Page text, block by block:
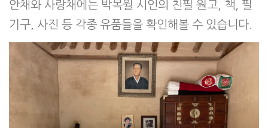
안채와 사랑채에는 박목월 시인의 친필 원고, 책, 필
기구, 사진 등 각종 유품들을 확인해볼 수 있습니다.